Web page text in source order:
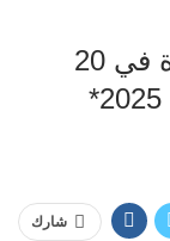
*تصويت حتى اللحظات الأخيرة في 20
شارك